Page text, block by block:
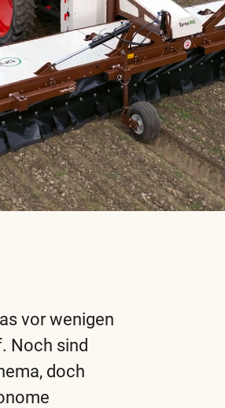
vor wenigen
Noch sind
doch